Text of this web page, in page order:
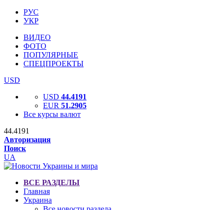
РУС
УКР
ВИДЕО
ФОТО
ПОПУЛЯРНЫЕ
СПЕЦПРОЕКТЫ
USD
USD 44.4191
EUR 51.2905
Все курсы валют
44.4191
Авторизация
Поиск
UA
ВСЕ РАЗДЕЛЫ
Главная
Украина